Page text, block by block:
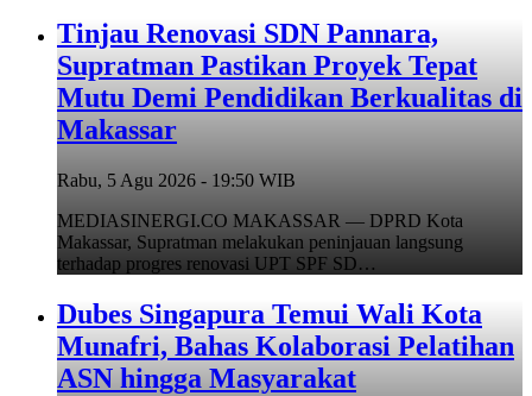
Tinjau Renovasi SDN Pannara,
Supratman Pastikan Proyek Tepat
Mutu Demi Pendidikan Berkualitas di
Makassar
Rabu, 5 Agu 2026 - 19:50 WIB
MEDIASINERGI.CO MAKASSAR — DPRD Kota
Makassar, Supratman melakukan peninjauan langsung
terhadap progres renovasi UPT SPF SD…
Dubes Singapura Temui Wali Kota
Munafri, Bahas Kolaborasi Pelatihan
ASN hingga Masyarakat